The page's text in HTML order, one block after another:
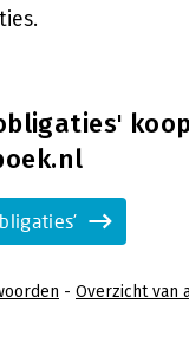
- Overzicht van